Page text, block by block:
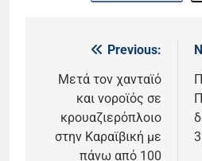
Πλοήγηση
άρθρων
Previous:
Μετά τον χανταϊό
και νοροϊός σε
κρουαζιερόπλοιο
στην Καραϊβική με
πάνω από 100